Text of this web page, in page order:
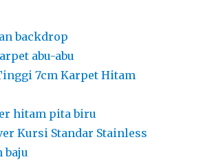
backdrop
abu-abu
7cm Karpet Hitam
hitam pita biru
Kursi Standar Stainless
baju